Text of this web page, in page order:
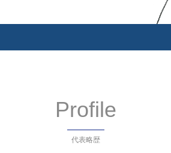
Profile
代表略歴